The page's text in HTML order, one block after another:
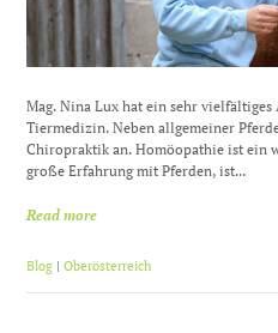
Mag. Nina Lux hat ein sehr
Tiermedizin. Neben allgemeiner
Chiropraktik an. Homöopathie ist ein
große Erfahrung mit Pferden, ist...
Read more
Blog |Oberösterreich